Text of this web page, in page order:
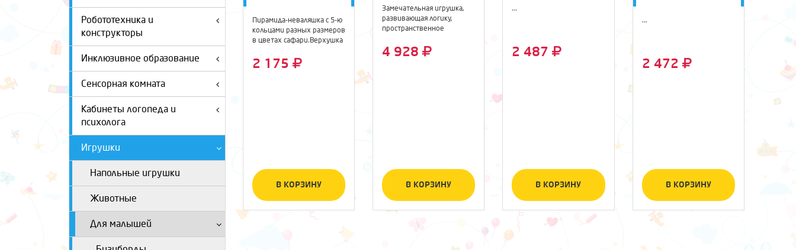
Робототехника и
конструкторы
Инклюзивное образование
Сенсорная комната
Кабинеты логопеда и
психолога
Игрушки
Напольные игрушки
Животные
Для малышей
Пирамида-неваляшка с 5-ю
кольцами разных размеров
в цветах сафари.Верхушка
2 175
В КОРЗИНУ
Замечательная игрушка,
развивающая логику,
пространственное
4 928
В КОРЗИНУ
...
2 487
В КОРЗИНУ
...
2 472
В КОРЗИНУ